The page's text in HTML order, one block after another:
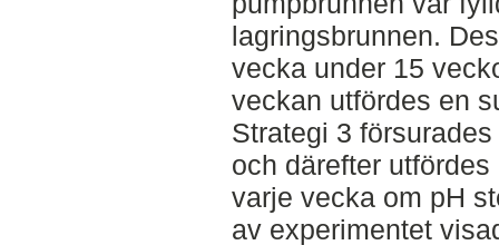
lagringsbrunnen.
vecka under 15
veckan utfördes en
Strategi 3
och därefter
varje vecka om pH
av experimentet